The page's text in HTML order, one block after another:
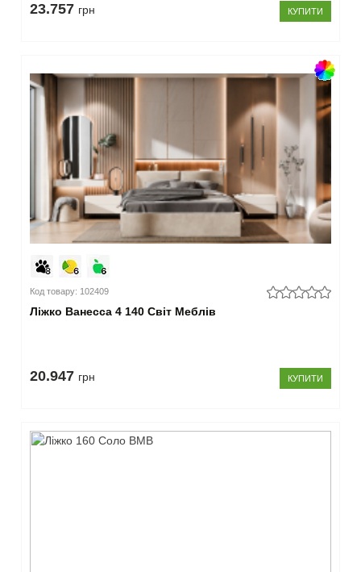
23.757 грн КУПИТИ
Код товару: 102409
Ліжко Ванесса 4 140 Світ Меблів
20.947 грн КУПИТИ